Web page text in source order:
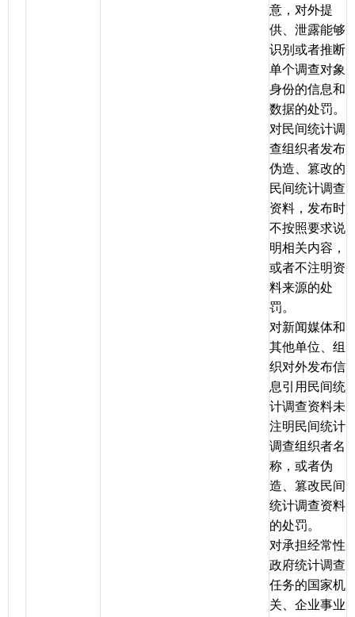
意，对外提
供、泄露能够
识别或者推断
单个调查对象
身份的信息和
数据的处罚。
对民间统计调
查组织者发布
伪造、篡改的
民间统计调查
资料，发布时
不按照要求说
明相关内容，
或者不注明资
料来源的处
罚。
对新闻媒体和
其他单位、组
织对外发布信
息引用民间统
计调查资料未
注明民间统计
调查组织者名
称，或者伪
造、篡改民间
统计调查资料
的处罚。
对承担经常性
政府统计调查
任务的国家机
关、企业事业